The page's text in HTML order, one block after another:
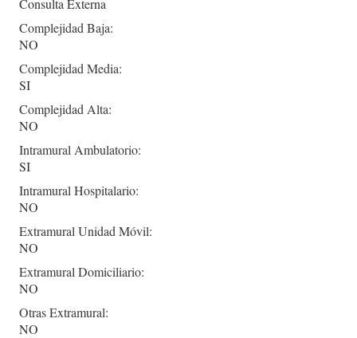
Consulta Externa
Complejidad Baja:
NO
Complejidad Media:
SI
Complejidad Alta:
NO
Intramural Ambulatorio:
SI
Intramural Hospitalario:
NO
Extramural Unidad Móvil:
NO
Extramural Domiciliario:
NO
Otras Extramural:
NO